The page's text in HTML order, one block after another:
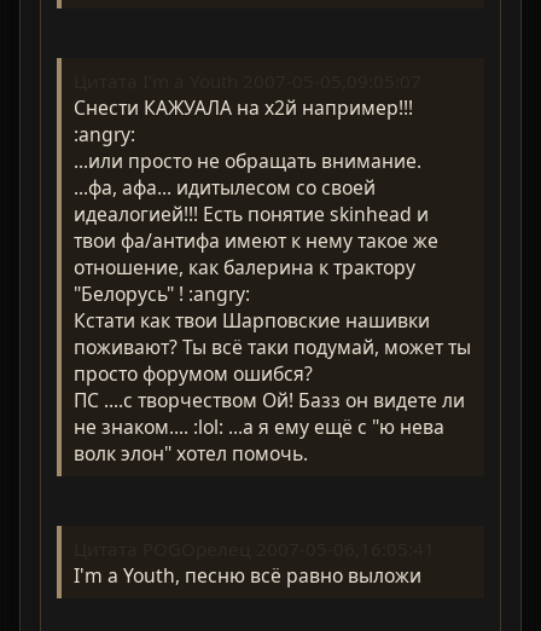
Снести КАЖУАЛА на х2й например!!!
:angry:
...или просто не обращать внимание.
...фа, афа... идитылесом со своей
идеалогией!!! Есть понятие skinhead и
твои фа/антифа имеют к нему такое же
отношение, как балерина к трактору
"Белорусь" ! :angry:
Кстати как твои Шарповские нашивки
поживают? Ты всё таки подумай, может ты
просто форумом ошибся?
ПС ....с творчеством Ой! Базз он видете ли
не знаком.... :lol: ...а я ему ещё с "ю нева
волк элон" хотел помочь.
I'm a Youth, песню всё равно выложи